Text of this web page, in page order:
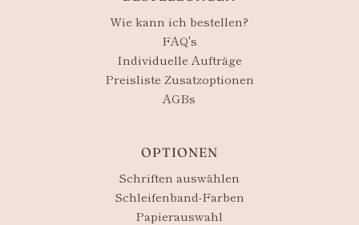
Wie kann ich bestellen?
FAQ's
Individuelle Aufträge
Preisliste Zusatzoptionen
AGBs
OPTIONEN
Schriften auswählen
Schleifenband-Farben
Papierauswahl